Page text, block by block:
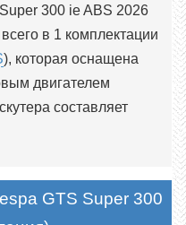
300 ie ABS 2026
в 1 комплектации
), которая оснащена
двигателем
составляет
GTS Super 300